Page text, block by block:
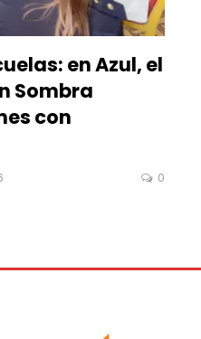
en Azul, el
Sombra
con
0